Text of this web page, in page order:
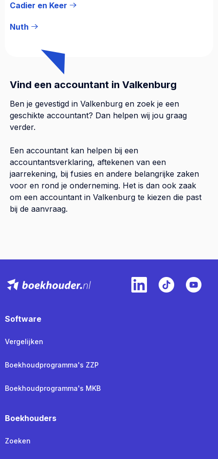
Cadier en Keer
Nuth
Vind een accountant in Valkenburg
Ben je gevestigd in Valkenburg en zoek je een
geschikte accountant? Dan helpen wij jou graag
verder.
Een accountant kan helpen bij een
accountantsverklaring, aftekenen van een
jaarrekening, bij fusies en andere belangrijke zaken
voor en rond je onderneming. Het is dan ook zaak
om een accountant in Valkenburg te kiezen die past
bij de aanvraag.
Software
Vergelijken
Boekhoudprogramma's ZZP
Boekhoudprogramma's MKB
Boekhouders
Zoeken